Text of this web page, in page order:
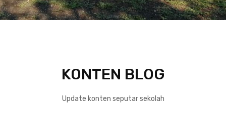
KONTEN BLOG
Update konten seputar sekolah